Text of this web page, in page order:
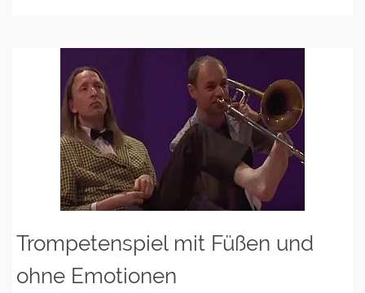
Trompetenspiel mit Füßen und
ohne Emotionen